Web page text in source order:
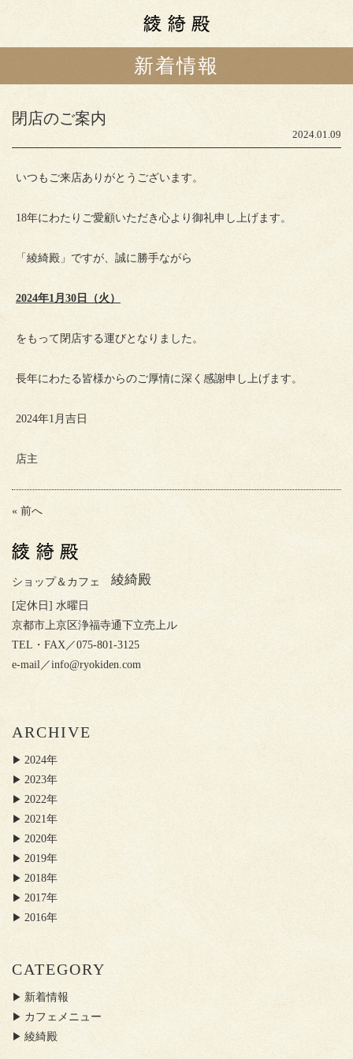
カフェメニュー
新着情報
閉店のご案内
2024.01.09
いつもご来店ありがとうございます。
18年にわたりご愛顧いただき心より御礼申し上げます。
「綾綺殿」ですが、誠に勝手ながら
2024年1月30日（火）
をもって閉店する運びとなりました。
長年にわたる皆様からのご厚情に深く感謝申し上げます。
2024年1月吉日
店主
« 前へ
ショップ＆カフェ 綾綺殿
[定休日] 水曜日
京都市上京区浄福寺通下立売上ル
TEL・FAX／075-801-3125
e-mail／info@ryokiden.com
ARCHIVE
2024年
2023年
2022年
2021年
2020年
2019年
2018年
2017年
2016年
CATEGORY
新着情報
カフェメニュー
綾綺殿